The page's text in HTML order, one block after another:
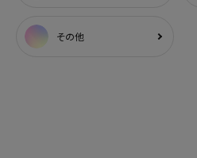
その他